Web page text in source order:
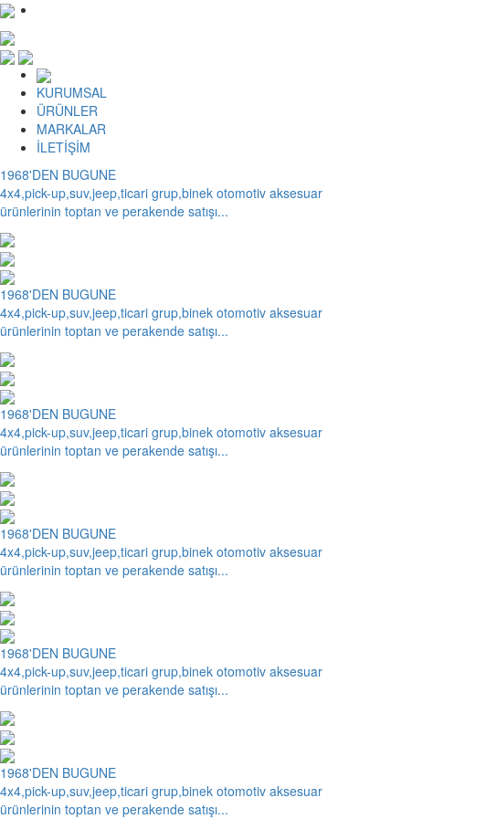
KURUMSAL
ÜRÜNLER
MARKALAR
İLETİŞİM
1968'DEN BUGUNE
4x4,pick-up,suv,jeep,ticari grup,binek otomotiv aksesuar
ürünlerinin toptan ve perakende satışı...
1968'DEN BUGUNE
4x4,pick-up,suv,jeep,ticari grup,binek otomotiv aksesuar
ürünlerinin toptan ve perakende satışı...
1968'DEN BUGUNE
4x4,pick-up,suv,jeep,ticari grup,binek otomotiv aksesuar
ürünlerinin toptan ve perakende satışı...
1968'DEN BUGUNE
4x4,pick-up,suv,jeep,ticari grup,binek otomotiv aksesuar
ürünlerinin toptan ve perakende satışı...
1968'DEN BUGUNE
4x4,pick-up,suv,jeep,ticari grup,binek otomotiv aksesuar
ürünlerinin toptan ve perakende satışı...
1968'DEN BUGUNE
4x4,pick-up,suv,jeep,ticari grup,binek otomotiv aksesuar
ürünlerinin toptan ve perakende satışı...